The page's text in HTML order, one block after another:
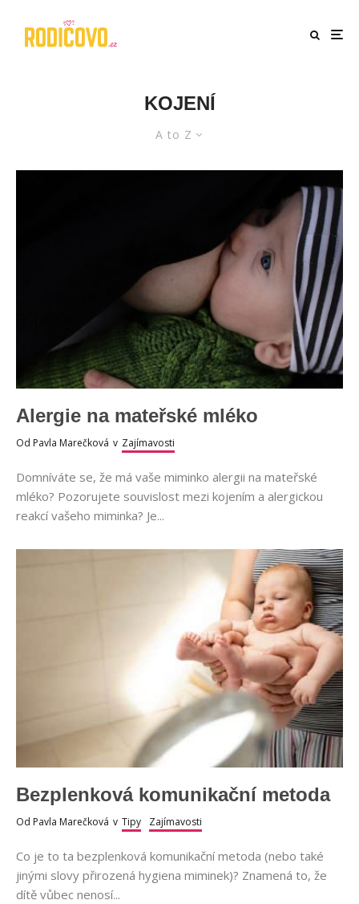
KOJENÍ
A to Z
Alergie na mateřské mléko
Od Pavla Marečková v Zajímavosti
Domníváte se, že má vaše miminko alergii na mateřské
mléko? Pozorujete souvislost mezi kojením a alergickou
reakcí vašeho miminka? Je...
Bezplenková komunikační metoda
Od Pavla Marečková v Tipy Zajímavosti
Co je to ta bezplenková komunikační metoda (nebo také
jinými slovy přirozená hygiena miminek)? Znamená to, že
dítě vůbec nenosí...